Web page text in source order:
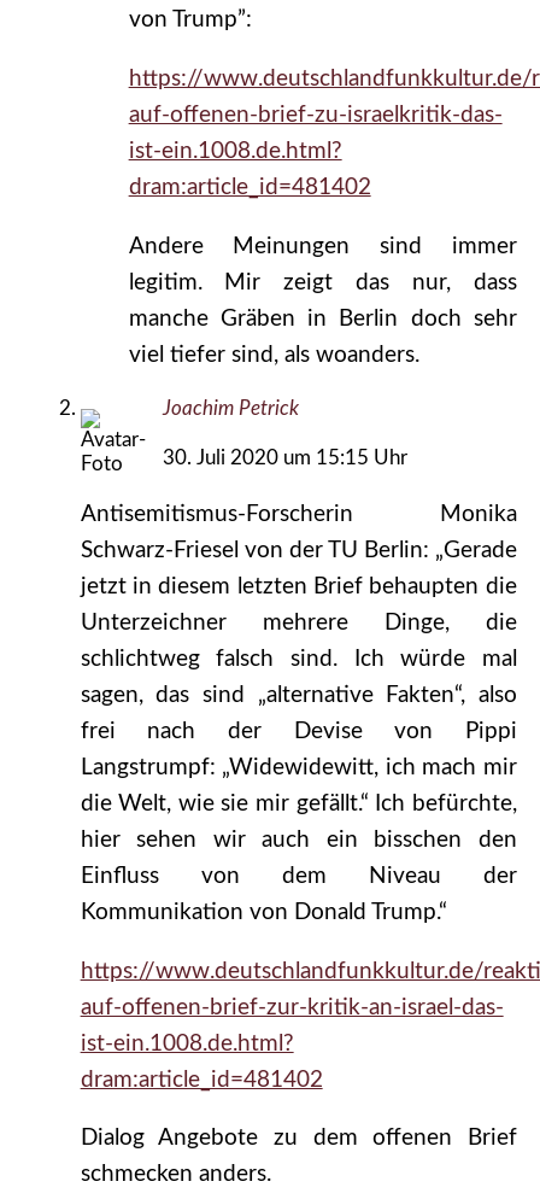
von Trump”:
https://www.deutschlandfunkkultur.de/
auf-offenen-brief-zu-israelkritik-das-
ist-ein.1008.de.html?
dram:article_id=481402
Andere Meinungen sind immer
legitim. Mir zeigt das nur, dass
manche Gräben in Berlin doch sehr
viel tiefer sind, als woanders.
Joachim Petrick
30. Juli 2020 um 15:15 Uhr
Antisemitismus-Forscherin Monika
Schwarz-Friesel von der TU Berlin: „Gerade
jetzt in diesem letzten Brief behaupten die
Unterzeichner mehrere Dinge, die
schlichtweg falsch sind. Ich würde mal
sagen, das sind „alternative Fakten“, also
frei nach der Devise von Pippi
Langstrumpf: „Widewidewitt, ich mach mir
die Welt, wie sie mir gefällt.“ Ich befürchte,
hier sehen wir auch ein bisschen den
Einfluss von dem Niveau der
Kommunikation von Donald Trump.“
https://www.deutschlandfunkkultur.de/
auf-offenen-brief-zur-kritik-an-israel-das-
ist-ein.1008.de.html?
dram:article_id=481402
Dialog Angebote zu dem offenen Brief
schmecken anders.